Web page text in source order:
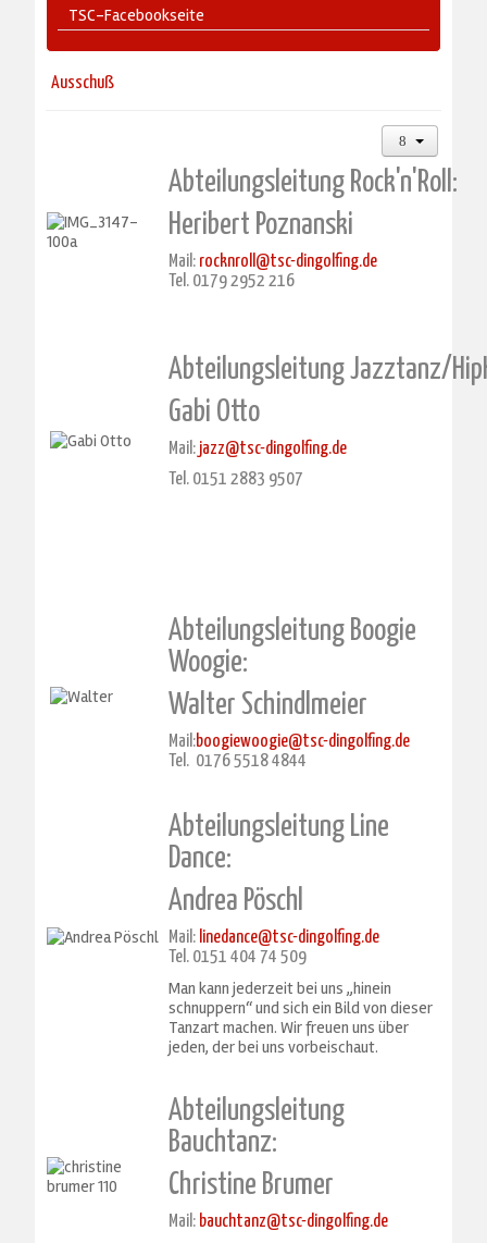
TSC-Facebookseite
Ausschuß
Abteilungsleitung Rock'n'Roll:
Heribert Poznanski
Mail: rocknroll@tsc-dingolfing.de
Tel. 0179 2952 216
Abteilungsleitung Jazztanz/
Gabi Otto
Mail: jazz@tsc-dingolfing.de
Tel. 0151 2883 9507
Abteilungsleitung Boogie
Woogie:
Walter Schindlmeier
Mail:boogiewoogie@tsc-dingolfing.de
Tel. 0176 5518 4844
Abteilungsleitung Line
Dance:
Andrea Pöschl
Mail: linedance@tsc-dingolfing.de
Tel. 0151 404 74 509
Man kann jederzeit bei uns „hinein
schnuppern“ und sich ein Bild von dieser
Tanzart machen. Wir freuen uns über
jeden, der bei uns vorbeischaut.
Abteilungsleitung
Bauchtanz:
Christine Brumer
Mail: bauchtanz@tsc-dingolfing.de